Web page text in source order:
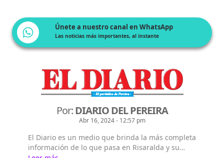
Únete a nuestro canal en WhatsApp
Las noticias más importantes, al instante
Por:DIARIO DEL PEREIRA
Abr 16, 2024 - 12:57 pm
El Diario es un medio que brinda la más completa
información de lo que pasa en Risaralda y su